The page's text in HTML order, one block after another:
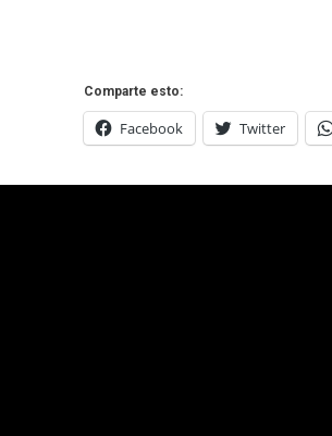
Comparte esto:
Facebook Twitter